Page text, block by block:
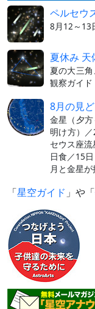
ペルセウ
8月12～13
夏休み 天
夏の大三
観察ガイド
8月の見
金星（夕
明け方）
セウス座
日食／15
月と金星
「星空ガイド 」や「